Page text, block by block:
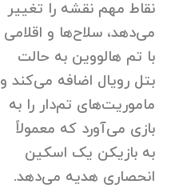
نقاط مهم نقشه را تغییر
می‌دهد، سلاح‌ها و اقلامی
با تم هالووین به حالت
بتل رویال اضافه می‌کند و
ماموریت‌های تم‌دار را به
بازی می‌آورد که معمولاً
به بازیکن یک اسکین
انحصاری هدیه می‌دهد.